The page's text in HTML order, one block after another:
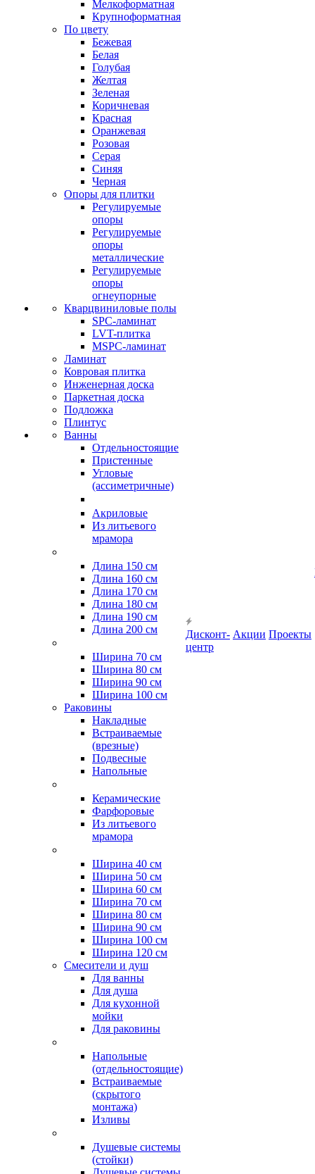
Мелкоформатная
Крупноформатная
По цвету
Бежевая
Белая
Голубая
Желтая
Зеленая
Коричневая
Красная
Оранжевая
Розовая
Серая
Синяя
Черная
Опоры для плитки
Регулируемые
опоры
Регулируемые
опоры
металлические
Регулируемые
опоры
огнеупорные
Кварцвиниловые полы
SPC-ламинат
LVT-плитка
MSPC-ламинат
Ламинат
Ковровая плитка
Инженерная доска
Паркетная доска
Подложка
Плинтус
Ванны
Отдельностоящие
Пристенные
Угловые
(ассиметричные)
Акриловые
Из литьевого
мрамора
Длина 150 см
Длина 160 см
Длина 170 см
Длина 180 см
Длина 190 см
Длина 200 см
Ширина 70 см
Ширина 80 см
Ширина 90 см
Ширина 100 см
Раковины
Накладные
Встраиваемые
(врезные)
Подвесные
Напольные
Керамические
Фарфоровые
Из литьевого
мрамора
Ширина 40 см
Ширина 50 см
Ширина 60 см
Ширина 70 см
Ширина 80 см
Ширина 90 см
Ширина 100 см
Ширина 120 см
Смесители и душ
Для ванны
Для душа
Для кухонной
мойки
Для раковины
Напольные
(отдельностоящие)
Встраиваемые
(скрытого
монтажа)
Изливы
Душевые системы
(стойки)
Дисконт-
центр
Акции Проекты